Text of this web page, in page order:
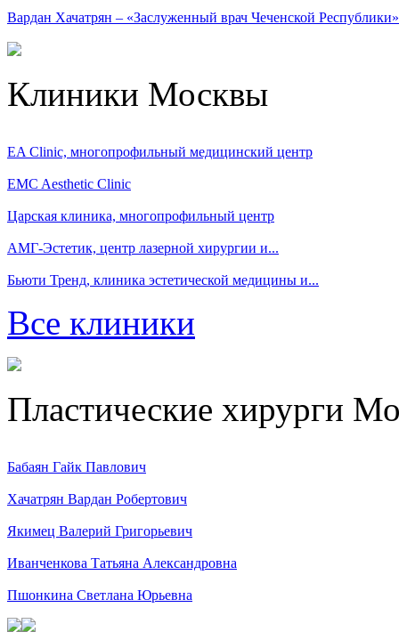
Вардан Хачатрян – «Заслуженный врач Чеченской Республики»
Клиники Москвы
EA Clinic, многопрофильный медицинский центр
EMC Aesthetic Clinic
Царская клиника, многопрофильный центр
АМГ-Эстетик, центр лазерной хирургии и...
Бьюти Тренд, клиника эстетической медицины и...
Все клиники
Пластические хирурги
Бабаян Гайк Павлович
Хачатрян Вардан Робертович
Якимец Валерий Григорьевич
Иванченкова Татьяна Александровна
Пшонкина Светлана Юрьевна